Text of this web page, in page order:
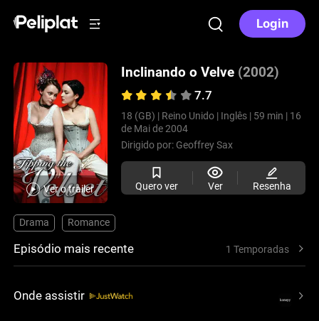
Login
Ver o trailer
Inclinando o Velve (2002)
7.7
18 (GB) | Reino Unido | Inglês | 59 min | 16
de Mai de 2004
Dirigido por: Geoffrey Sax
Quero ver Ver Resenha
Drama Romance
Episódio mais recente 1 Temporadas
Onde assistir